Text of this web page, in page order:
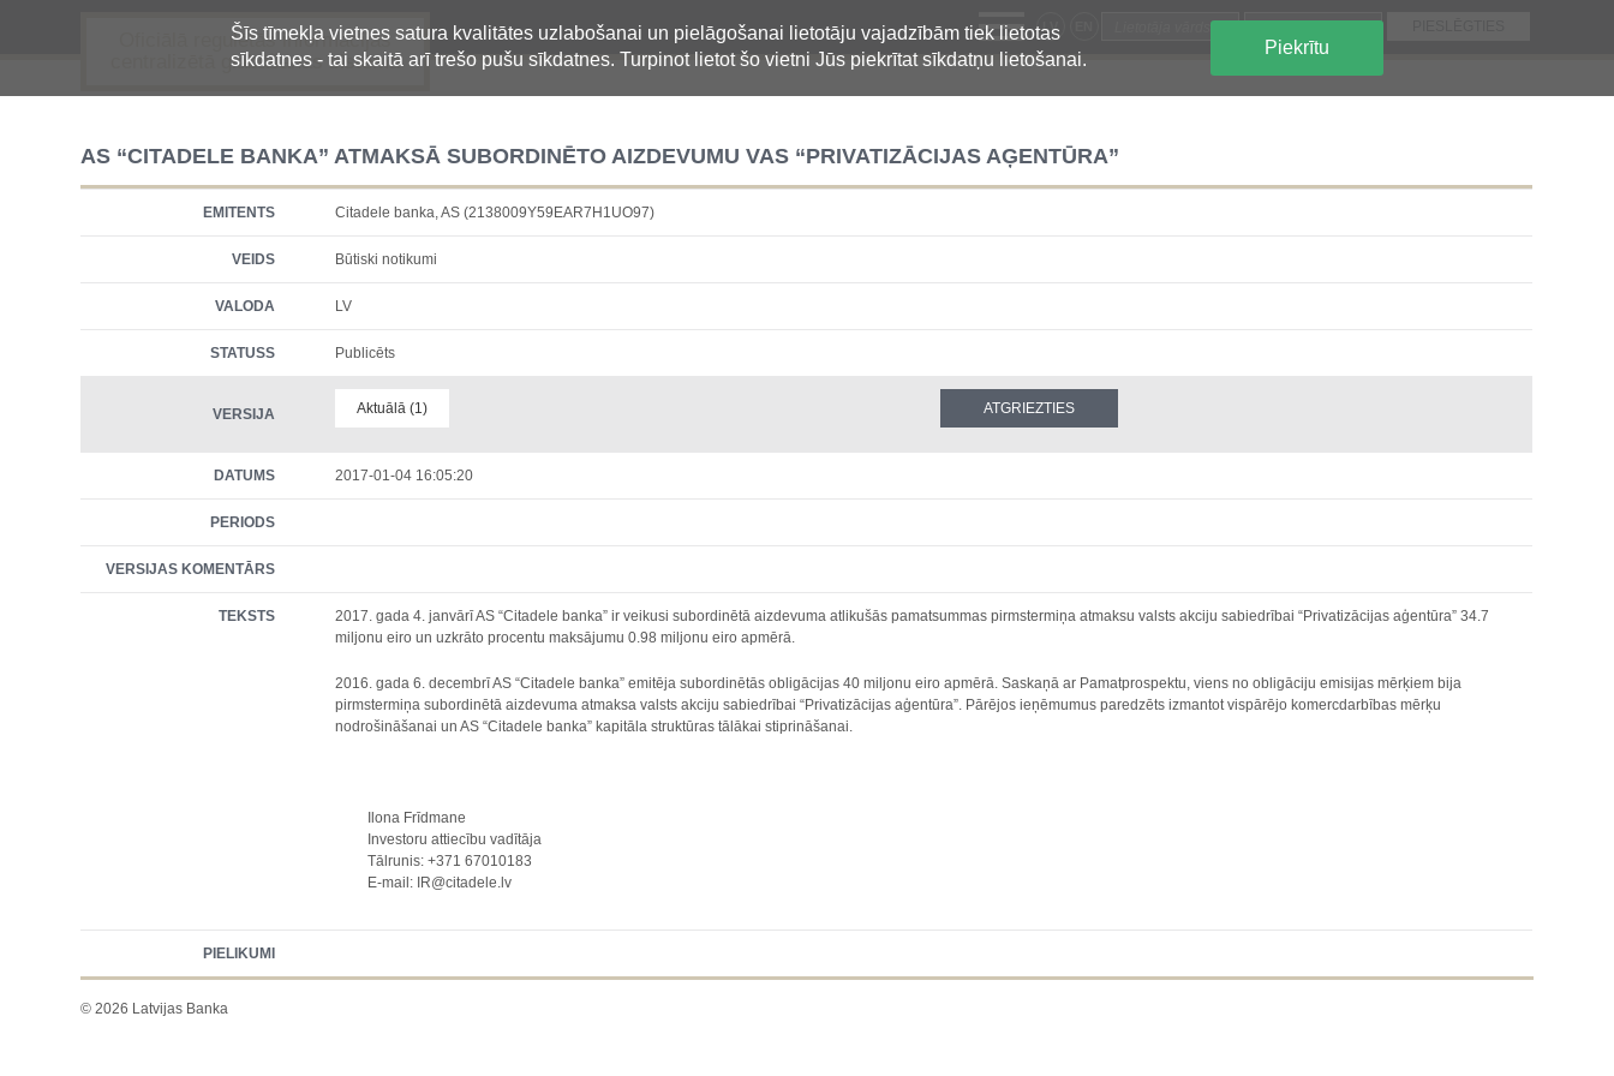
Šīs tīmekļa vietnes satura kvalitātes uzlabošanai un pielāgošanai lietotāju vajadzībām tiek lietotas
sīkdatnes - tai skaitā arī trešo pušu sīkdatnes. Turpinot lietot šo vietni Jūs piekrītat sīkdatņu lietošanai.
Piekrītu
Oficiālā regulētās informācijas
centralizētā glabāšanas sistēma
LV
AS “CITADELE BANKA” ATMAKSĀ SUBORDINĒTO AIZDEVUMU VAS “PRIVATIZĀCIJAS AĢENTŪRA”
EMITENTS Citadele banka, AS (2138009Y59EAR7H1UO97)
VEIDS Būtiski notikumi
VALODA LV
STATUSS Publicēts
VERSIJA Aktuālā (1)
DATUMS 2017-01-04 16:05:20
PERIODS
VERSIJAS KOMENTĀRS
TEKSTS
2017. gada 4. janvārī AS “Citadele banka” ir veikusi subordinētā aizdevuma atlikušās pamatsummas pirmstermiņa atmaksu valsts akciju sabiedrībai “Privatizācijas aģentūra” 34.7
miljonu eiro un uzkrāto procentu maksājumu 0.98 miljonu eiro apmērā.
2016. gada 6. decembrī AS “Citadele banka” emitēja subordinētās obligācijas 40 miljonu eiro apmērā. Saskaņā ar Pamatprospektu, viens no obligāciju emisijas mērķiem bija
pirmstermiņa subordinētā aizdevuma atmaksa valsts akciju sabiedrībai “Privatizācijas aģentūra”. Pārējos ieņēmumus paredzēts izmantot vispārējo komercdarbības mērķu
nodrošināšanai un AS “Citadele banka” kapitāla struktūras tālākai stiprināšanai.
Ilona Frīdmane
Investoru attiecību vadītāja
Tālrunis: +371 67010183
E-mail: IR@citadele.lv
PIELIKUMI
© 2026 Latvijas Banka